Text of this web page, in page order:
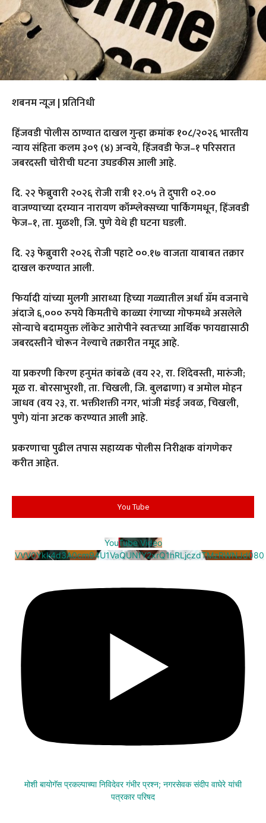
शबनम न्यूज | प्रतिनिधी
हिंजवडी पोलीस ठाण्यात दाखल गुन्हा क्रमांक १०८/२०२६ भारतीय
न्याय संहिता कलम ३०९ (४) अन्वये, हिंजवडी फेज–१ परिसरात
जबरदस्ती चोरीची घटना उघडकीस आली आहे.
दि. २२ फेब्रुवारी २०२६ रोजी रात्री १२.०५ ते दुपारी ०२.००
वाजण्याच्या दरम्यान नारायण कॉम्प्लेक्सच्या पार्किंगमधून, हिंजवडी
फेज–१, ता. मुळशी, जि. पुणे येथे ही घटना घडली.
दि. २३ फेब्रुवारी २०२६ रोजी पहाटे ००.१७ वाजता याबाबत तक्रार
दाखल करण्यात आली.
फिर्यादी यांच्या मुलगी आराध्या हिच्या गळ्यातील अर्धा ग्रॅम वजनाचे
अंदाजे ६,००० रुपये किमतीचे काळ्या रंगाच्या गोफमध्ये असलेले
सोन्याचे बदामयुक्त लॉकेट आरोपीने स्वतःच्या आर्थिक फायद्यासाठी
जबरदस्तीने चोरून नेल्याचे तक्रारीत नमूद आहे.
या प्रकरणी किरण हनुमंत कांबळे (वय २२, रा. शिंदेवस्ती, मारुंजी;
मूळ रा. बोरसाभुरशी, ता. चिखली, जि. बुलढाणा) व अमोल मोहन
जाधव (वय २३, रा. भक्तीशक्ती नगर, भांजी मंडई जवळ, चिखली,
पुणे) यांना अटक करण्यात आली आहे.
प्रकरणाचा पुढील तपास सहाय्यक पोलीस निरीक्षक वांगणेकर
करीत आहेत.
You Tube
YouTube Video
VVV0Ykk4d3A0cm94U1VaQUNfY2xrQ1hRLjczdTMzRWNJd080
मोशी बायोगॅस प्रकल्पाच्या निविदेवर गंभीर प्रश्न; नगरसेवक संदीप वाघेरे यांची
पत्रकार परिषद